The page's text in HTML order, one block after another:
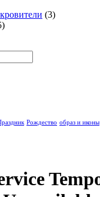
(3)
Рождество образ и иконы